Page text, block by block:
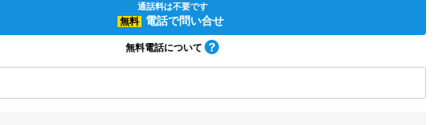
通話料は不要です
無料 電話で問い合せ
無料電話について